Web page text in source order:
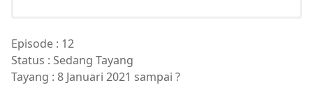
Episode : 12
Status : Sedang Tayang
Tayang : 8 Januari 2021 sampai ?